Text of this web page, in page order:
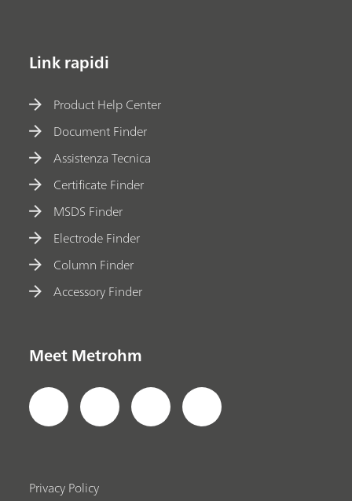
Link rapidi
Product Help Center
Document Finder
Assistenza Tecnica
Certificate Finder
MSDS Finder
Electrode Finder
Column Finder
Accessory Finder
Meet Metrohm
Privacy Policy